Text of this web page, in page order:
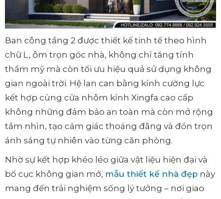
Ban công tầng 2 được thiết kế tinh tế theo hình
chữ L, ôm trọn góc nhà, không chỉ tăng tính
thẩm mỹ mà còn tối ưu hiệu quả sử dụng không
gian ngoài trời. Hệ lan can bằng kính cường lực
kết hợp cùng cửa nhôm kính Xingfa cao cấp
không những đảm bảo an toàn mà còn mở rộng
tầm nhìn, tạo cảm giác thoáng đãng và đón trọn
ánh sáng tự nhiên vào từng căn phòng.
Nhờ sự kết hợp khéo léo giữa vật liệu hiện đại và
bố cục không gian mở, mẫu thiết kế nhà đẹp này
mang đến trải nghiệm sống lý tưởng – nơi giao